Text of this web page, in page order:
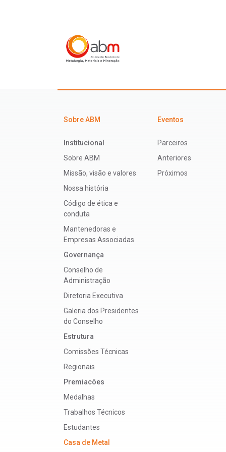
Sobre ABM
Institucional
Sobre ABM
Missão, visão e valores
Nossa história
Código de ética e
conduta
Mantenedoras e
Empresas Associadas
Governança
Conselho de
Administração
Diretoria Executiva
Galeria dos Presidentes
do Conselho
Estrutura
Comissões Técnicas
Regionais
Premiacões
Medalhas
Trabalhos Técnicos
Estudantes
Casa de Metal
Eventos
Parceiros
Anteriores
Próximos